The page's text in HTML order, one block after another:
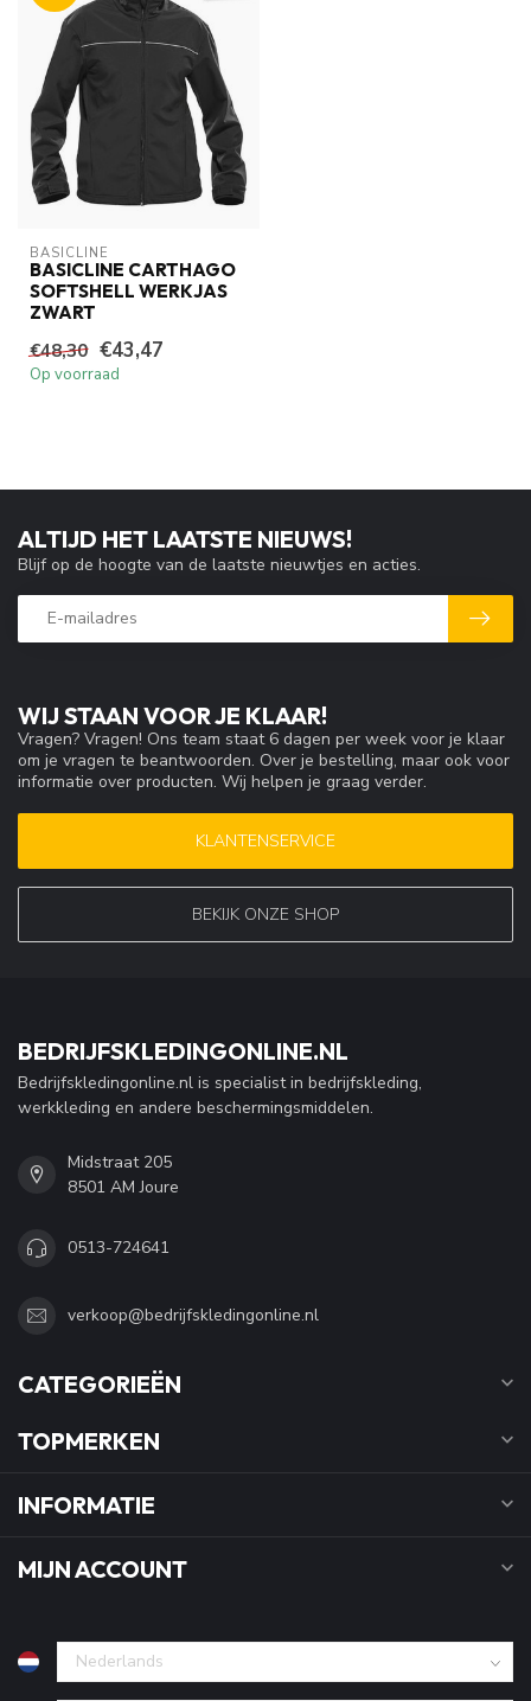
BASICLINE
BASICLINE CARTHAGO
SOFTSHELL WERKJAS
ZWART
€48,30 €43,47
Op voorraad
WIJ STAAN VOOR JE KLAAR!
Vragen? Vragen! Ons team staat 6 dagen per week voor je klaar
om je vragen te beantwoorden. Over je bestelling, maar ook voor
informatie over producten. Wij helpen je graag verder.
KLANTENSERVICE
BEKIJK ONZE SHOP
ALTIJD HET LAATSTE NIEUWS!
Blijf op de hoogte van de laatste nieuwtjes en acties.
BEDRIJFSKLEDINGONLINE.NL
Bedrijfskledingonline.nl is specialist in bedrijfskleding,
werkkleding en andere beschermingsmiddelen.
Midstraat 205
8501 AM Joure
0513-724641
verkoop@bedrijfskledingonline.nl
CATEGORIEËN
TOPMERKEN
INFORMATIE
MIJN ACCOUNT